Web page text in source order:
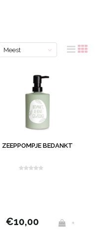
Meest
ZEEPPOMPJE BEDANKT
€10,00 +